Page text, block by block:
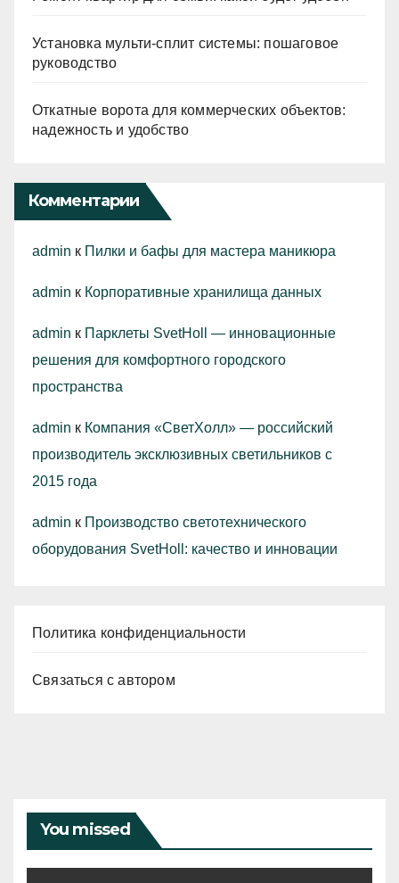
Установка мульти-сплит системы: пошаговое
руководство
Откатные ворота для коммерческих объектов:
надежность и удобство
Комментарии
admin к Пилки и бафы для мастера маникюра
admin к Корпоративные хранилища данных
admin к Парклеты SvetHoll — инновационные
решения для комфортного городского
пространства
admin к Компания «СветХолл» — российский
производитель эксклюзивных светильников с
2015 года
admin к Производство светотехнического
оборудования SvetHoll: качество и инновации
Политика конфиденциальности
Связаться с автором
You missed